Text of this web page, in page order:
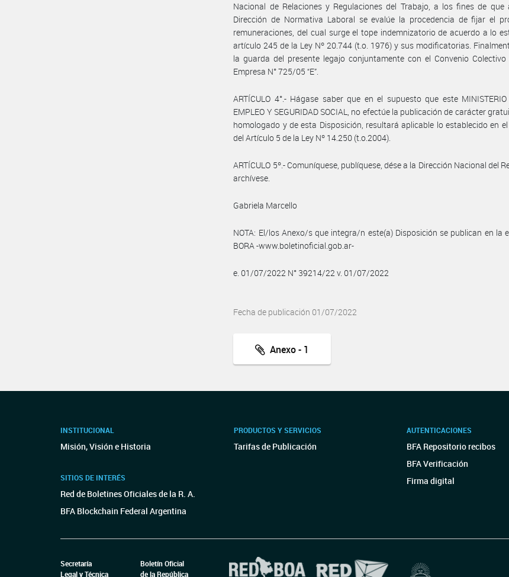
Nacional de Relaciones y Regulaciones del Trabajo, a los fines de
Dirección de Normativa Laboral se evalúe la procedencia de fijar el
remuneraciones, del cual surge el tope indemnizatorio de acuerdo a lo
artículo 245 de la Ley Nº 20.744 (t.o. 1976) y sus modificatorias.
la guarda del presente legajo conjuntamente con el Convenio
Empresa N° 725/05 “E”.
ARTÍCULO 4°.- Hágase saber que en el supuesto que este MINISTERIO
EMPLEO Y SEGURIDAD SOCIAL, no efectúe la publicación de carácter
homologado y de esta Disposición, resultará aplicable lo establecido en
del Artículo 5 de la Ley Nº 14.250 (t.o.2004).
ARTÍCULO 5º.- Comuníquese, publíquese, dése a la Dirección Nacional del
archívese.
Gabriela Marcello
NOTA: El/los Anexo/s que integra/n este(a) Disposición se publican en la
BORA -www.boletinoficial.gob.ar-
e. 01/07/2022 N° 39214/22 v. 01/07/2022
Fecha de publicación 01/07/2022
Anexo - 1
INSTITUCIONAL
Misión, Visión e Historia
SITIOS DE INTERÉS
Red de Boletines Oficiales de la R. A.
BFA Blockchain Federal Argentina
PRODUCTOS Y SERVICIOS
Tarifas de Publicación
AUTENTICACIONES
BFA Repositorio recibos
BFA Verificación
Firma digital
Secretaría
Legal y Técnica
Boletín Oficial
de la República